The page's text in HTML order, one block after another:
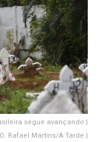
segue avançando |
Rafael Martins/A Tarde |